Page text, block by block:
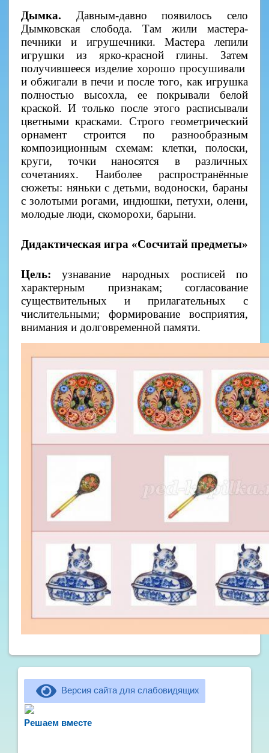
Дымка. Давным-давно появилось село
Дымковская слобода. Там жили мастера-
печники и игрушечники. Мастера лепили
игрушки из ярко-красной глины. Затем
получившееся изделие хорошо просушивали
и обжигали в печи и после того, как игрушка
полностью высохла, ее покрывали белой
краской. И только после этого расписывали
цветными красками. Строго геометрический
орнамент строится по разнообразным
композиционным схемам: клетки, полоски,
круги, точки наносятся в различных
сочетаниях. Наиболее распространённые
сюжеты: няньки с детьми, водоноски, бараны
с золотыми рогами, индюшки, петухи, олени,
молодые люди, скоморохи, барыни.
Дидактическая игра «Сосчитай предметы»
Цель: узнавание народных росписей по
характерным признакам; согласование
существительных и прилагательных с
числительными; формирование восприятия,
внимания и долговременной памяти.
Версия сайта для слабовидящих
Решаем вместерассказать о воспитателях? Знаете, как